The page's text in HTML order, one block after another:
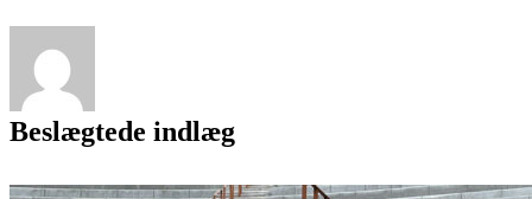
Beslægtede indlæg